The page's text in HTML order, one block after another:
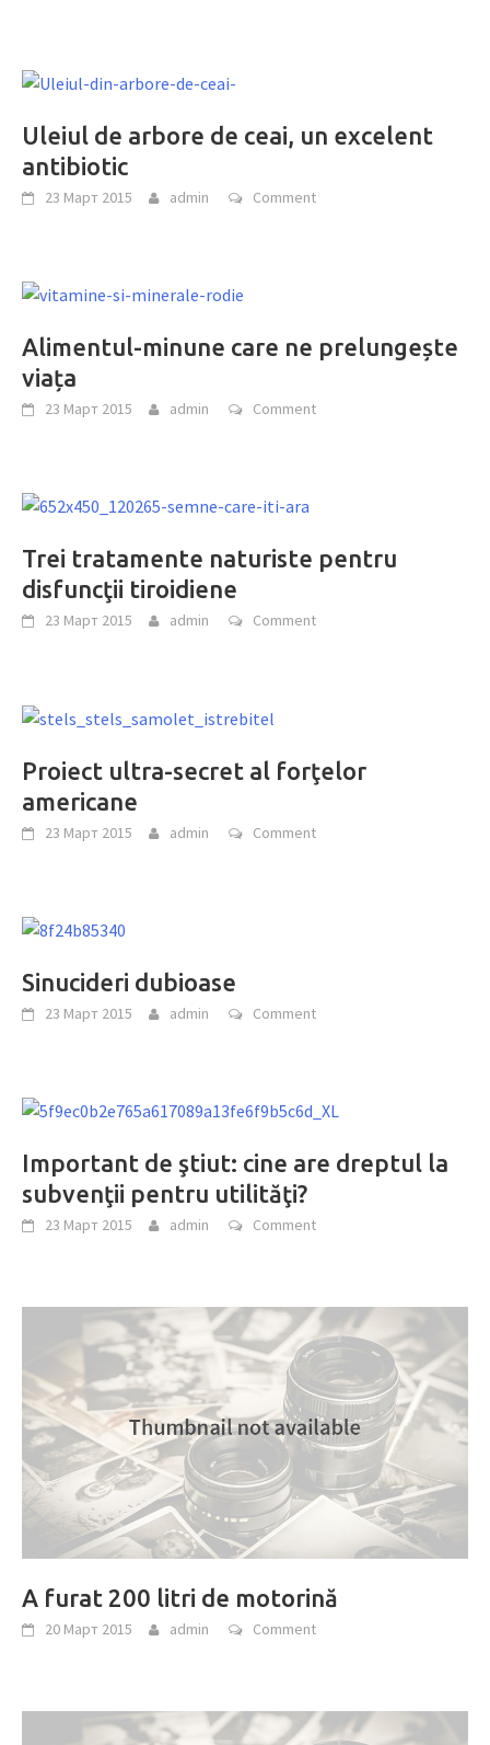
Uleiul de arbore de ceai, un excelent
antibiotic
23 Март 2015 admin Comment
Alimentul-minune care ne prelungește
viața
23 Март 2015 admin Comment
Trei tratamente naturiste pentru
disfuncţii tiroidiene
23 Март 2015 admin Comment
Proiect ultra-secret al forţelor
americane
23 Март 2015 admin Comment
Sinucideri dubioase
23 Март 2015 admin Comment
Important de ştiut: cine are dreptul la
subvenţii pentru utilităţi?
23 Март 2015 admin Comment
A furat 200 litri de motorină
20 Март 2015 admin Comment